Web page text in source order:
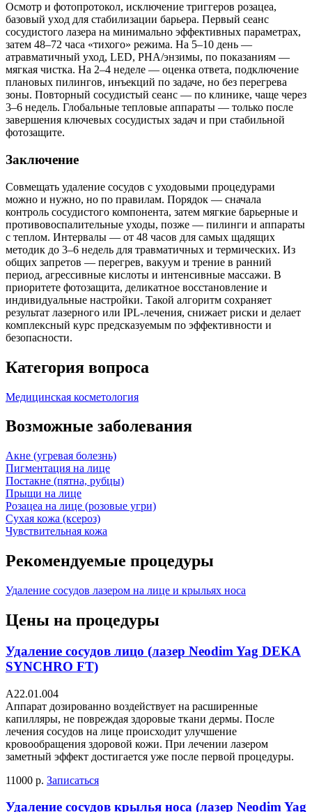
Осмотр и фотопротокол, исключение триггеров розацеа,
базовый уход для стабилизации барьера. Первый сеанс
сосудистого лазера на минимально эффективных параметрах,
затем 48–72 часа «тихого» режима. На 5–10 день —
атравматичный уход, LED, PHA/энзимы, по показаниям —
мягкая чистка. На 2–4 неделе — оценка ответа, подключение
плановых пилингов, инъекций по задаче, но без перегрева
зоны. Повторный сосудистый сеанс — по клинике, чаще через
3–6 недель. Глобальные тепловые аппараты — только после
завершения ключевых сосудистых задач и при стабильной
фотозащите.
Заключение
Совмещать удаление сосудов с уходовыми процедурами
можно и нужно, но по правилам. Порядок — сначала
контроль сосудистого компонента, затем мягкие барьерные и
противовоспалительные уходы, позже — пилинги и аппараты
с теплом. Интервалы — от 48 часов для самых щадящих
методик до 3–6 недель для травматичных и термических. Из
общих запретов — перегрев, вакуум и трение в ранний
период, агрессивные кислоты и интенсивные массажи. В
приоритете фотозащита, деликатное восстановление и
индивидуальные настройки. Такой алгоритм сохраняет
результат лазерного или IPL-лечения, снижает риски и делает
комплексный курс предсказуемым по эффективности и
безопасности.
Категория вопроса
Медицинская косметология
Возможные заболевания
Акне (угревая болезнь)
Пигментация на лице
Постакне (пятна, рубцы)
Прыщи на лице
Розацеа на лице (розовые угри)
Сухая кожа (ксероз)
Чувствительная кожа
Рекомендуемые процедуры
Удаление сосудов лазером на лице и крыльях носа
Цены на процедуры
Удаление сосудов лицо (лазер Neodim Yag DEKA
SYNCHRO FT)
A22.01.004
Аппарат дозированно воздействует на расширенные
капилляры, не повреждая здоровые ткани дермы. После
лечения сосудов на лице происходит улучшение
кровообращения здоровой кожи. При лечении лазером
заметный эффект достигается уже после первой процедуры.
11000 р. Записаться
Удаление сосудов крылья носа (лазер Neodim Yag